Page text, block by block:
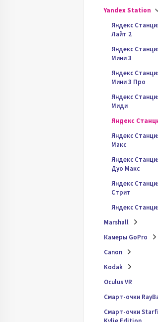
Yandex Station
Яндекс
Лайт 2
Яндекс
Мини 3
Яндекс
Мини 3 Про
Яндекс
Миди
Яндекс
Яндекс
Макс
Яндекc
Дуо Макс
Яндекс
Стрит
Яндекс
Marshall
Камеры GoPro
Canon
Kodak
Oculus VR
Смарт-очки
Смарт-очки